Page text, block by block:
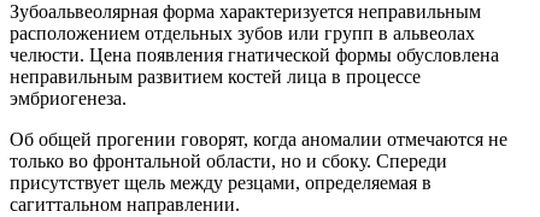
Зубоальвеолярная форма характеризуется неправильным
расположением отдельных зубов или групп в альвеолах
челюсти. Цена появления гнатической формы обусловлена
неправильным развитием костей лица в процессе
эмбриогенеза.
Об общей прогении говорят, когда аномалии отмечаются не
только во фронтальной области, но и сбоку. Спереди
присутствует щель между резцами, определяемая в
сагиттальном направлении.